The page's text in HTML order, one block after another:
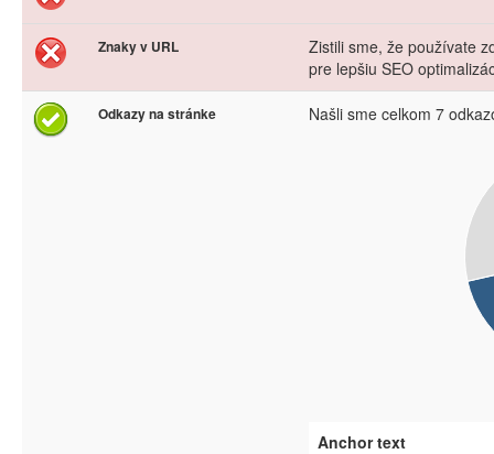
Znaky v URL
Zistili sme, že používate
pre lepšiu SEO
Odkazy na stránke Našli sme celkom 7
Anchor text